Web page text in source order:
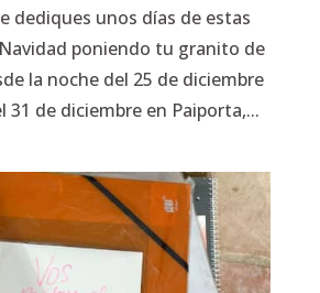
dediques unos días de estas
poniendo tu granito de
la noche del 25 de diciembre
31 de diciembre en Paiporta,...